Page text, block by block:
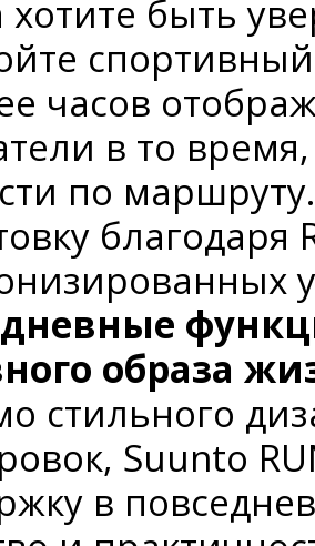
хотите быть
часов
в то
по
образа
стильного
Suunto
в